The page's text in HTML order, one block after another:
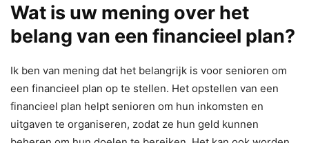
Wat is uw mening over het
belang van een financieel plan?
Ik ben van mening dat het belangrijk is voor senioren om
een financieel plan op te stellen. Het opstellen van een
financieel plan helpt senioren om hun inkomsten en
uitgaven te organiseren, zodat ze hun geld kunnen